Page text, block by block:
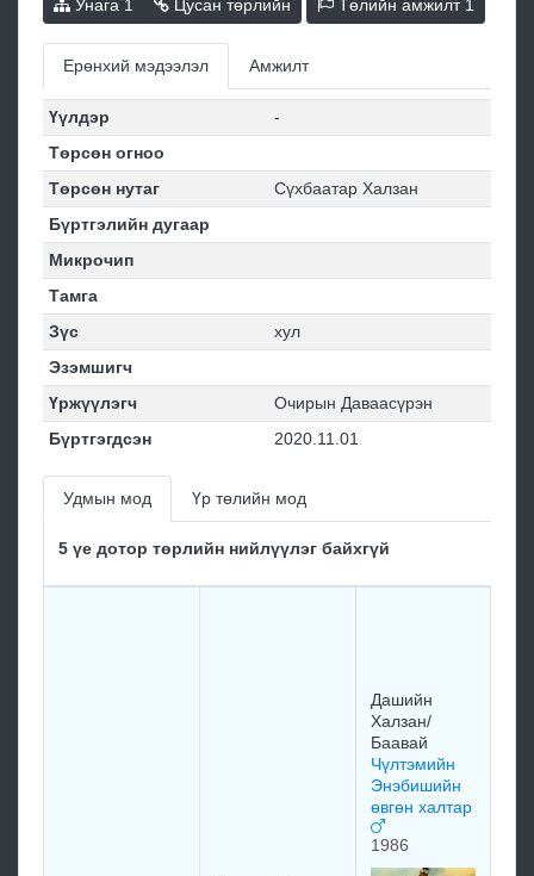
Унага 1 Цусан төрлийн Төлийн амжилт 1
Ерөнхий мэдээлэл Амжилт
Үүлдэр
-
Төрсөн огноо
Төрсөн нутаг
Сүхбаатар Халзан
Бүртгэлийн дугаар
Микрочип
Тамга
Зүс
хул
Эзэмшигч
Үржүүлэгч
Очирын Даваасүрэн
Бүртгэгдсэн
2020.11.01
Удмын мод Үр төлийн мод
5 үе дотор төрлийн нийлүүлэг байхгүй
Дашийн
Халзан/
Баавай
Чүлтэмийн
Энэбишийн
өвгөн халтар
1986